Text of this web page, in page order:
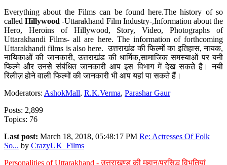
Everything about the Films can be found here.The history of so
calledHillywood-Uttarakhand Film Industry-,Information about the
Hero, Heroins of Hillywood, Story, Video, Photographs of
Uttarakhandi Films- all are here. The information of forthcoming
Uttarakhandi films is also here. उत्तराखंड की फिल्मों का इतिहास, नायक,
नायिकाओं की जानकारी, उत्तराखंड की धार्मिक,सामाजिक समस्याओं पर बनी
फिल्मे और उनसे संबंधित जानकारी आप इस विभाग में देख सकते है। नयी
रिलीज़ होने वाली फिल्मों की जानकारी भी आप यहां पा सकते हैं।
Moderators: AshokMall, R.K.Verma, Parashar Gaur
Posts: 2,899
Topics: 76
Last post: March 18, 2018, 05:48:17 PM Re: Actresses Of Folk
So... by CrazyUK_Films
Personalities of Uttarakhand - उत्तराखण्ड की महान/प्रसिद्ध विभूतियां